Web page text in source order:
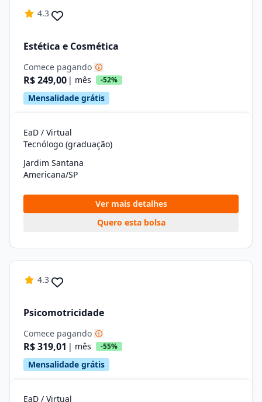
4.3
Estética e Cosmética
Comece pagando
R$ 249,00 | mês -52%
Mensalidade grátis
EaD / Virtual
Tecnólogo (graduação)
Jardim Santana
Americana/SP
Ver mais detalhes
Quero esta bolsa
4.3
Psicomotricidade
Comece pagando
R$ 319,01 | mês -55%
Mensalidade grátis
EaD / Virtual